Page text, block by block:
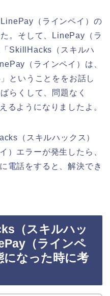
（ラインペイ）の
。そして、LinePay（ラ
SkillHacks（スキルハ
（ラインペイ）は、
ということををお話し
らくして、問題なく
るようになりましたよ。
（スキルハックス）
）エラーが発生したら、
電話をすると、解決でき
（スキルハッ
（ラインペ
になった時に考